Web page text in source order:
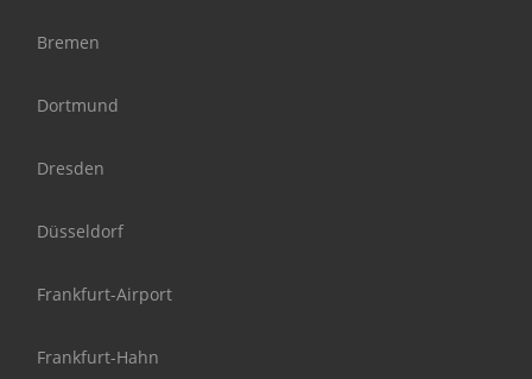
Bremen
Dortmund
Dresden
Düsseldorf
Frankfurt-Airport
Frankfurt-Hahn